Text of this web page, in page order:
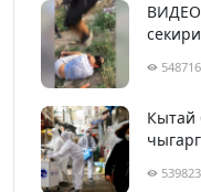
Кытай